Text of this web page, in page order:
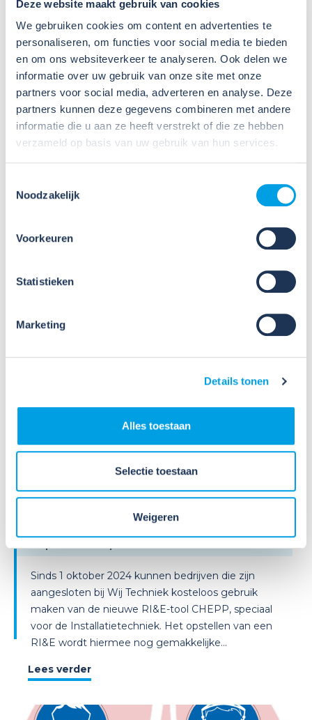
Deze website maakt gebruik van cookies
We gebruiken cookies om content en advertenties te
personaliseren, om functies voor social media te bieden
en om ons websiteverkeer te analyseren. Ook delen we
informatie over uw gebruik van onze site met onze
partners voor social media, adverteren en analyse. Deze
partners kunnen deze gegevens combineren met andere
informatie die u aan ze heeft verstrekt of die ze hebben
verzameld op basis van uw gebruik van hun services.
Noodzakelijk
Voorkeuren
Statistieken
Marketing
Details tonen
Alles toestaan
Selectie toestaan
Weigeren
23
Nov
2026
november)
aangesloten bij Wij Techniek kosteloos gebruik
voor de Installatietechniek. Het opstellen van een
RI&E wordt hiermee nog gemakkelijke...
14
tool: Werken met CHEPP (14
september)
Sinds 1 oktober 2024 kunnen bedrijven die zijn
aangesloten bij Wij Techniek kosteloos gebruik
maken van de nieuwe RI&E-tool CHEPP, speciaal
voor de Installatietechniek. Het opstellen van een
RI&E wordt hiermee nog gemakkelijke...
Lees verder